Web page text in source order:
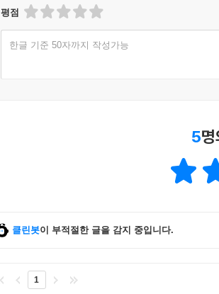
평점
한글 기준 50자까지 작성가능
5
클린봇이 부적절한 글을 감지 중입니다.
1